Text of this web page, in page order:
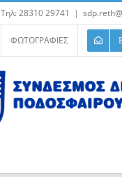
Τηλ: 28310 29741 |
ΦΩΤΟΓΡΑΦΙΕΣ